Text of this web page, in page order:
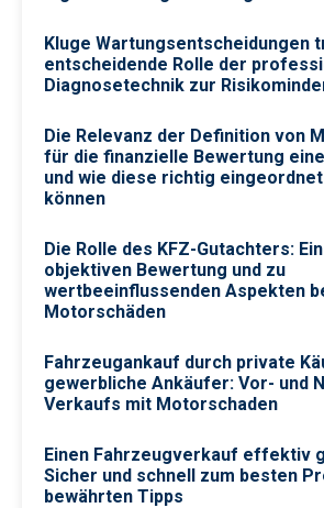
Kluge Wartungsentscheidungen
entscheidende Rolle der
Diagnosetechnik zur
Die Relevanz der Definition von
für die finanzielle Bewertung
und wie diese richtig
können
Die Rolle des KFZ-Gutachters:
objektiven Bewertung und zu
wertbeeinflussenden Aspekten
Motorschäden
Fahrzeugankauf durch private
gewerbliche Ankäufer: Vor- und
Verkaufs mit Motorschaden
Einen Fahrzeugverkauf effektiv
Sicher und schnell zum besten
bewährten Tipps